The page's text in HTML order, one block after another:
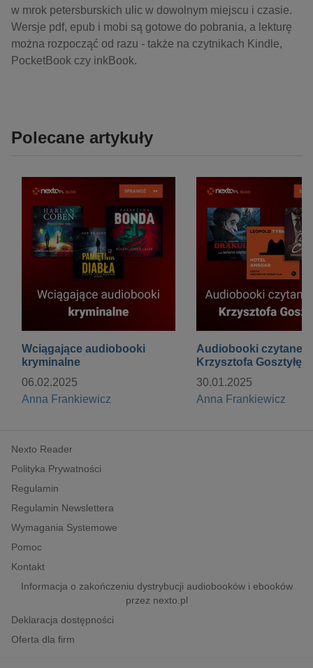
w mrok petersburskich ulic w dowolnym miejscu i czasie.
Wersje pdf, epub i mobi są gotowe do pobrania, a lekturę
można rozpocząć od razu - także na czytnikach Kindle,
PocketBook czy inkBook.
Polecane artykuły
Wciągające audiobooki
kryminalne
06.02.2025
Anna Frankiewicz
Audiobooki czytane
Krzysztofa Gosztyłę
30.01.2025
Anna Frankiewicz
Nexto Reader
Polityka Prywatności
Regulamin
Regulamin Newslettera
Wymagania Systemowe
Pomoc
Kontakt
Informacja o zakończeniu dystrybucji audiobooków i ebooków
przez nexto.pl
Deklaracja dostępności
Oferta dla firm